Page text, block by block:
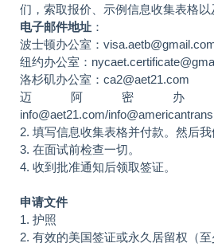
们，索取报价、示例信息收集表格以
电子邮件地址 ：
波士顿办公室：
纽约办公室：
洛杉矶办公室：ca2@aet21.com
迈阿密办
info@aet21.com/
2. 填写信息收集表格并付款。然后我
3. 在面试前检查一切。
4. 收到批准通知后领取签证。
申请文件
1. 护照
2. 有效的美国签证或永久居留权（至